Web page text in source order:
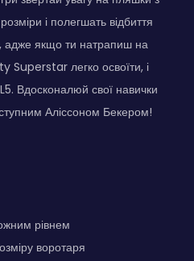
і полегшать відбиття
якщо ти натрапиш на
Superstar легко освоїти, і
Вдосконалюй свої навички
Аліссоном Бекером!
рівнем
воротаря